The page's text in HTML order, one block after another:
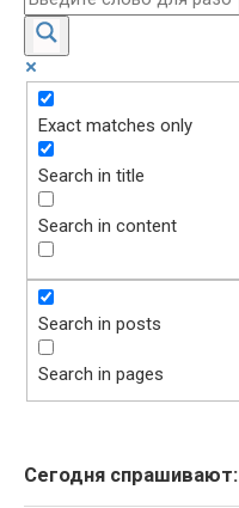
Exact matches only
Search in title
Search in content
Search in posts
Search in pages
Сегодня спрашивают: